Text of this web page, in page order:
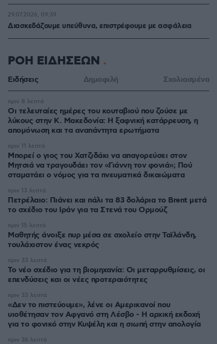
Διασκεδάζουμε υπεύθυνα, επιστρέφουμε με ασφάλεια
29.07.2026, 09:39
ΡΟΗ ΕΙΔΗΣΕΩΝ
Ειδήσεις Δημοφιλή Σχολιασμένα
Οι τελευταίες ημέρες του κουταβιού που ζούσε με
λύκους στην Κ. Μακεδονία: Η ξαφνική κατάρρευση, η
απομόνωση και τα αναπάντητα ερωτήματα
πριν 8 λεπτά
Μπορεί ο γιος του Χατζιδάκι να απαγορεύσει στον
Μητσιά να τραγουδάει τον «Γιάννη τον φονιά»; Πού
σταματάει ο νόμος για τα πνευματικά δικαιώματα
πριν 11 λεπτά
Πετρέλαιο: Πιάνει και πάλι τα 83 δολάρια το Brent μετά
το σχέδιο του Ιράν για τα Στενά του Ορμούζ
πριν 13 λεπτά
Μαθητής άνοιξε πυρ μέσα σε σχολείο στην Ταϊλάνδη,
τουλάχιστον ένας νεκρός
πριν 15 λεπτά
Το νέο σχέδιο για τη βιομηχανία: Οι μεταρρυθμίσεις, οι
επενδύσεις και οι νέες προτεραιότητες
πριν 33 λεπτά
«Δεν το πιστεύουμε», λένε οι Αμερικανοί που
υιοθέτησαν τον Αφγανό στη Λέσβο - Η αρχική εκδοχή
για το φονικό στην Κυψέλη και η σιωπή στην απολογία
πριν 33 λεπτά
πριν 36 λεπτά